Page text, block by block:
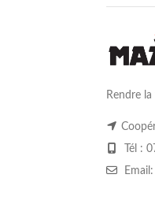
Rendre
Tél :